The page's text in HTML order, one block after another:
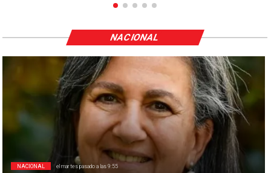
NACIONAL el martes pasado a las 9:55
NACIONAL